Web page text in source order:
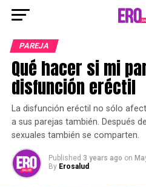
PAREJA
Qué hacer si mi
disfunción eréctil
La disfunción eréctil no sólo
a sus parejas también. Después
sexuales también se comparten.
Published 3 years ago on
By Erosalud
Go to